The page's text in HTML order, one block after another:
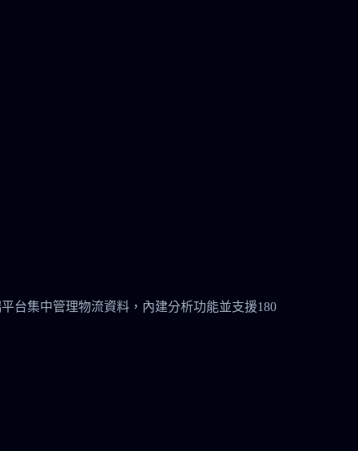
台集中管理物流資料，內建分析功能並支援180